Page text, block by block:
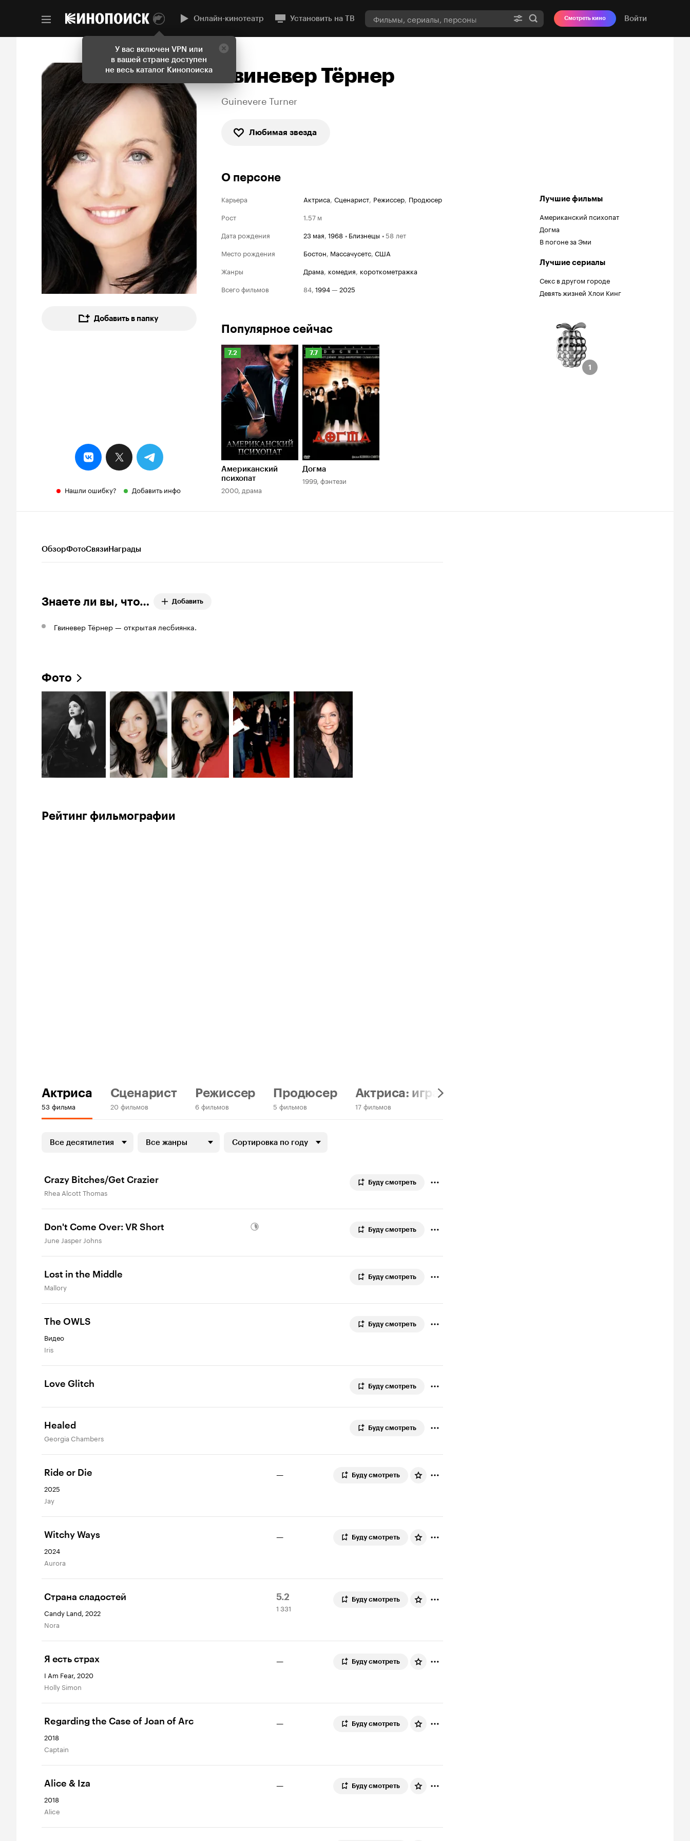
У вас включен VPN или
в вашей стране доступен
не весь каталог Кинопоиска
Онлайн-кинотеатр Установить на ТВ Смотреть кино Войти
Добавить в папку
Нашли ошибку? Добавить инфо
Гвиневер Тёрнер
Guinevere Turner
Любимая звезда
О персоне
Карьера Актриса, Сценарист, Режиссер, Продюсер
Рост
1.57 м
Дата рождения
23 мая, 1968 • Близнецы •58 лет
Место рождения
Бостон, Массачусетс, США
Жанры
драма, комедия, короткометражка
Всего фильмов
84, 1994— 2025
Лучшие фильмы
Американский психопат
Догма
В погоне за Эми
Лучшие сериалы
Секс в другом городе
Девять жизней Хлои Кинг
1
1
Популярное сейчас
Рейтинг
Кинопоиска
7.2
7.2
Американский
психопат
2000, драма
Рейтинг
Кинопоиска
7.7
7.7
Догма
1999, фэнтези
ОбзорФотоСвязиНаграды
Знаете ли вы, что… Добавить
Гвиневер Тёрнер — открытая лесбиянка.
Фото
Рейтинг фильмографии
Актриса
53 фильма
Сценарист
20 фильмов
Режиссер
6 фильмов
Продюсер
5 фильмов
Актриса: играет саму себя
17 фильмов
Все десятилетия Все жанры Сортировка по году
Crazy Bitches/Get Crazier
Rhea Alcott Thomas
Буду смотреть
Don't Come Over: VR Short
June Jasper Johns
Буду смотреть
Lost in the Middle
Mallory
Буду смотреть
The OWLS
Видео
Iris
Буду смотреть
Love Glitch Буду смотреть
Healed
Georgia Chambers
Буду смотреть
Ride or Die
2025
Jay
— Буду смотреть
Witchy Ways
2024
Aurora
— Буду смотреть
Страна сладостей
Candy Land, 2022
Nora
Рейтинг
Кинопоиска
5.2
1
331
1 331
Буду смотреть
Я есть страх
I Am Fear, 2020
Holly Simon
— Буду смотреть
Regarding the Case of Joan of Arc
2018
Captain
— Буду смотреть
Alice & Iza
2018
Alice
— Буду смотреть